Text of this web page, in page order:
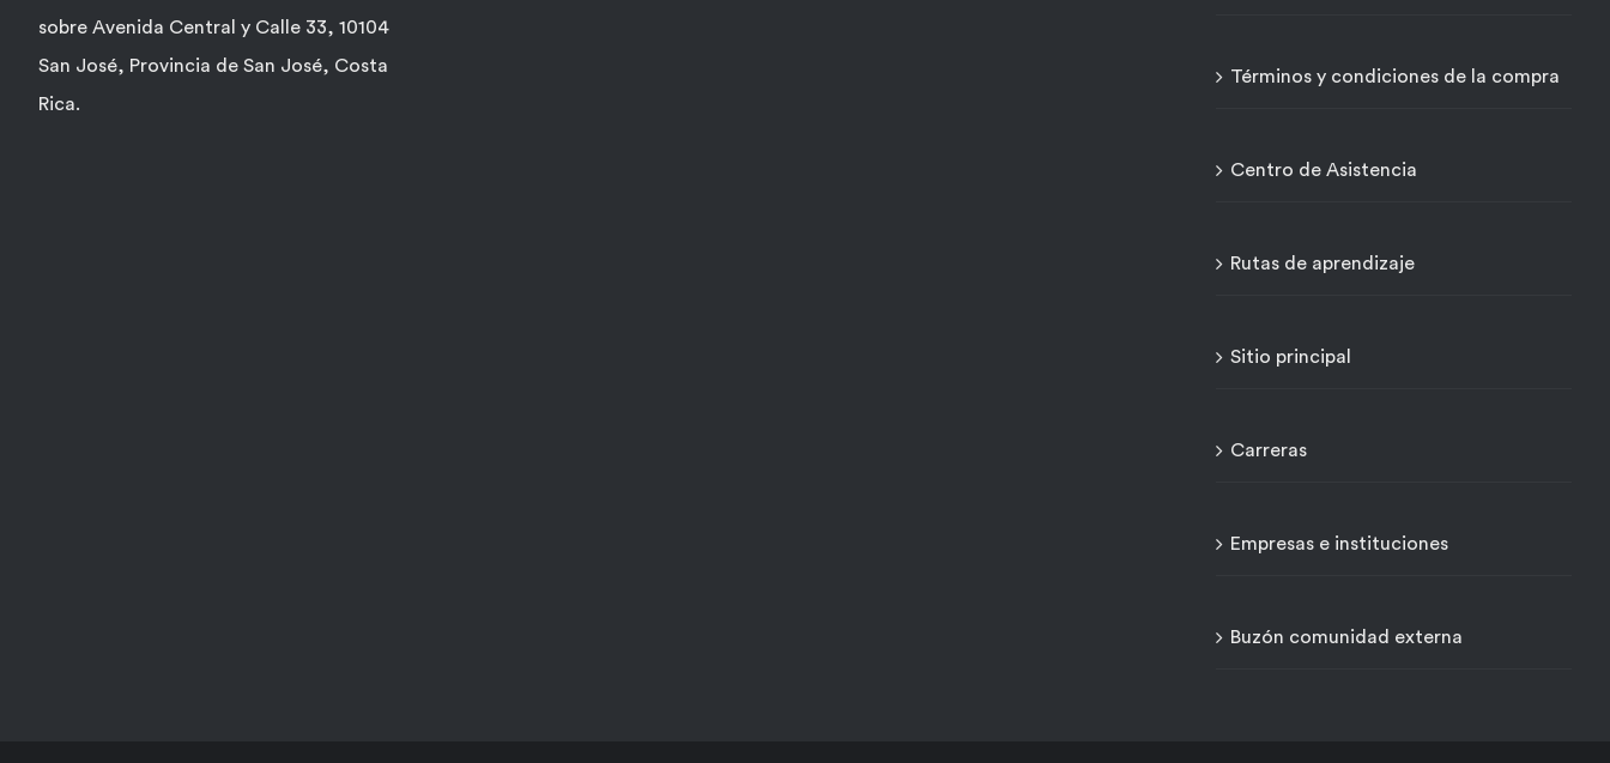
sobre Avenida Central y Calle 33, 10104
San José, Provincia de San José, Costa
Rica.
Términos y condiciones de la compra
Centro de Asistencia
Rutas de aprendizaje
Sitio principal
Carreras
Empresas e instituciones
Buzón comunidad externa